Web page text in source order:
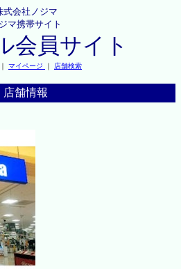
式会社ノジマ
マ携帯サイト
会員サイト
｜ マイページ ｜ 店舗検索
店舗情報